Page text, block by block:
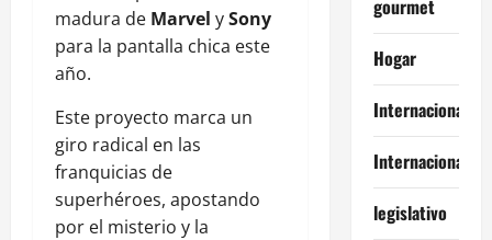
madura de Marvel ySony
para la pantalla chica este
año.
Este proyecto marca un
giro radical en las
franquicias de
superhéroes, apostando
por el misterio y la
gourmet
Hogar
Internacional
Internacionales
legislativo